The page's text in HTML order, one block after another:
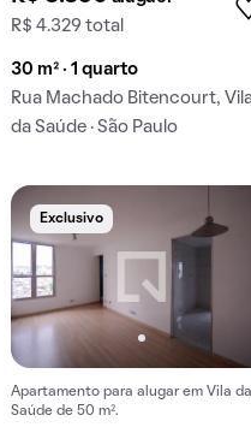
R$ 4.329 total
30 m² · 1 quarto
Rua Machado Bitencourt,
da Saúde · São Paulo
Exclusivo
Apartamento para alugar em Vila da
Saúde de 50 m².